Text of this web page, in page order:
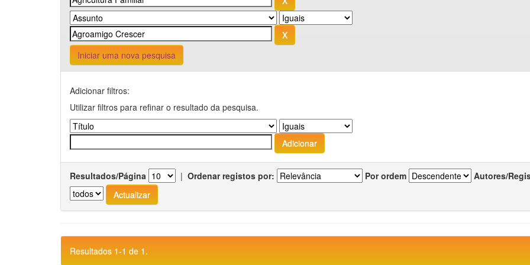
Iniciar uma nova pesquisa
Adicionar filtros:
Utilizar filtros para refinar o resultado da pesquisa.
Resultados/Página | Ordenar registos por: Por ordem Autores/
Resultados 1-1 de 1.